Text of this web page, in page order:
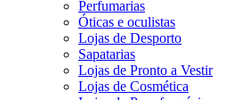
Perfumarias
Óticas e oculistas
Lojas de Desporto
Sapatarias
Lojas de Pronto a Vestir
Lojas de Cosmética